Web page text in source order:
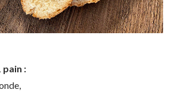
pain :